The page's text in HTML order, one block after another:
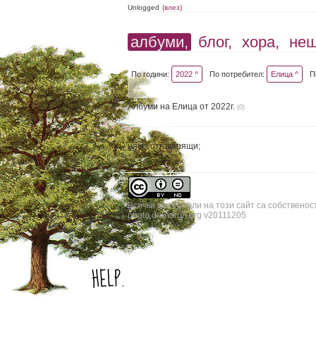
Unlogged (влез)
албуми, блог, хора,
По години: 2022 ^ По потребител: Елица ^
Албуми на Елица от 2022г. (0)
няма отговарящи;
Всички материали на този сайт са
photo.drundrun.org v20111205